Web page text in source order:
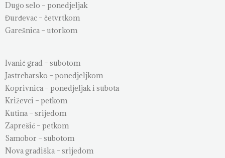
Dugo selo – ponedjeljak
Đurđevac – četvrtkom
Garešnica – utorkom
Ivanić grad – subotom
Jastrebarsko – ponedjeljkom
Koprivnica – ponedjeljak i subota
Križevci – petkom
Kutina – srijedom
Zaprešić – petkom
Samobor – subotom
Nova gradiška – srijedom